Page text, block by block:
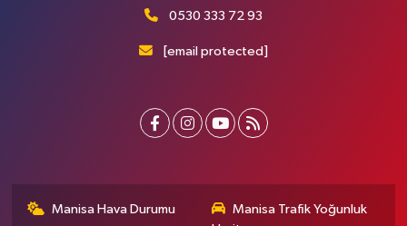
0530 333 72 93
[email protected]
Manisa Hava Durumu
Manisa Trafik Yoğunluk